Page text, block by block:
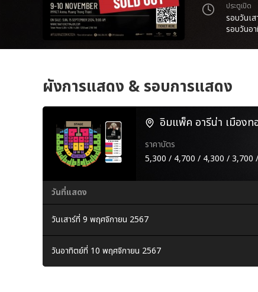
ประตูเปิด
รอบวันเ
รอบวันอ
ผังการแสดง & รอบการแสดง
อิมแพ็ค อารีน่า เมืองท
ราคาบัตร
5,300 / 4,700 / 4,300 / 3,700
วันที่แสดง
วันเสาร์ที่ 9 พฤศจิกายน 2567
วันอาทิตย์ที่ 10 พฤศจิกายน 2567